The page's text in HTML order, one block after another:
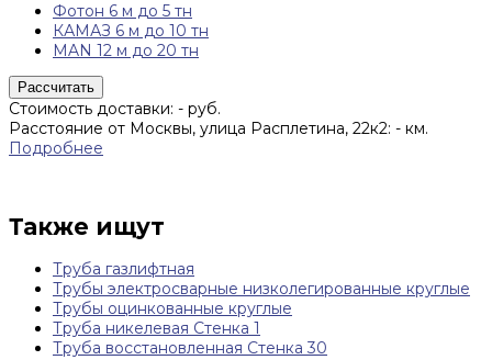
Фотон 6 м до 5 тн
КАМАЗ 6 м до 10 тн
MAN 12 м до 20 тн
Рассчитать
Стоимость доставки: - руб.
Расстояние от Москвы, улица Расплетина, 22к2: - км.
Подробнее
Также ищут
Труба газлифтная
Трубы электросварные низколегированные круглые
Трубы оцинкованные круглые
Труба никелевая Стенка 1
Труба восстановленная Стенка 30